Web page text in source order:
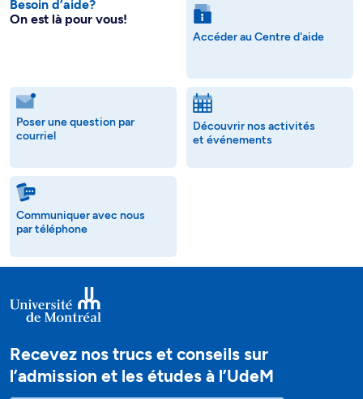
Besoin d’aide?
On est là pour vous!
Accéder au Centre d'aide
Poser une question par
courriel
Découvrir nos activités
et événements
Communiquer avec nous
par téléphone
Recevez nos trucs et conseils sur
l’admission et les études à l’UdeM